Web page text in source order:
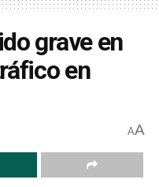
grave en
en
AA